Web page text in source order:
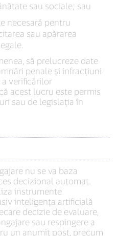
sau sociale; sau
necesară pentru
sau apărarea
să prelucreze date
penale și infracțiuni
verificărilor
acest lucru este permis
sau de legislația în
nu se va baza
decizional automat.
instrumente
inteligența artificială
decizie de evaluare,
sau respingere a
un anumit post, precum